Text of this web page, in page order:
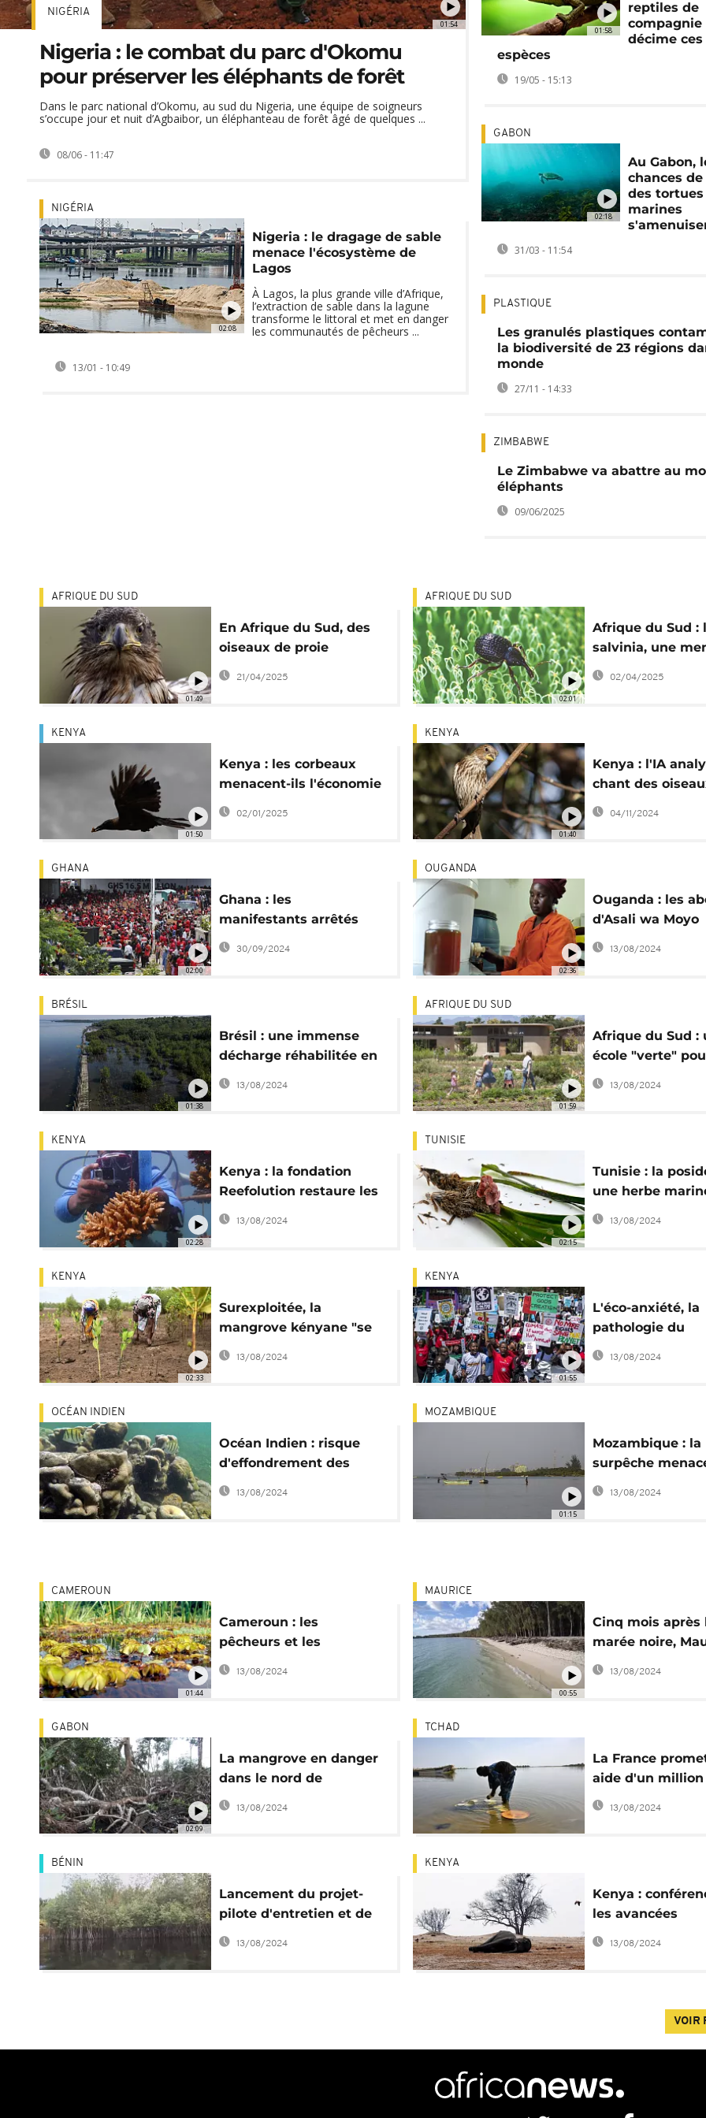
01:54
NIGÉRIA
Nigeria : le combat du parc d'Okomu
pour préserver les éléphants de forêt
Dans le parc national d’Okomu, au sud du Nigeria, une équipe de soigneurs
s’occupe jour et nuit d’Agbaibor, un éléphanteau de forêt âgé de quelques ...
08/06 - 11:47
02:08
NIGÉRIA
Nigeria : le dragage de sable
menace l'écosystème de
Lagos
À Lagos, la plus grande ville d’Afrique,
l’extraction de sable dans la lagune
transforme le littoral et met en danger
les communautés de pêcheurs ...
13/01 - 10:49
01:58
reptiles de
compagnie
décime ces
espèces
19/05 - 15:13
02:18
GABON
Au Gabon,
chances
des tortues
marines
31/03 - 11:54
PLASTIQUE
Les granulés plastiques
la biodiversité de 23 régions
monde
27/11 - 14:33
ZIMBABWE
Le Zimbabwe va abattre au
éléphants
09/06/2025
01:49
AFRIQUE DU SUD
En Afrique du Sud, des
oiseaux de proie
soignés dans un refuge
21/04/2025
02:01
AFRIQUE DU SUD
Afrique du Sud :
salvinia, une
pour l'univers
aquatique
02/04/2025
01:50
KENYA
Kenya : les corbeaux
menacent-ils l'économie
?
02/01/2025
01:40
KENYA
Kenya : l'IA
chant des
surveiller les
04/11/2024
02:00
GHANA
Ghana : les
manifestants arrêtés
dénoncent leurs
conditions de détention
30/09/2024
02:36
OUGANDA
Ouganda : les
d'Asali wa Moyo
rapportent bien
que du miel
13/08/2024
01:38
BRÉSIL
Brésil : une immense
décharge réhabilitée en
mangrove
13/08/2024
01:59
AFRIQUE DU SUD
Afrique du Sud :
école "verte"
écologistes en
13/08/2024
02:28
KENYA
Kenya : la fondation
Reefolution restaure les
récifs coralliens
13/08/2024
02:15
TUNISIE
Tunisie : la
une herbe
indispensable
13/08/2024
02:33
KENYA
Surexploitée, la
mangrove kényane "se
relève" grâce aux
habitants
13/08/2024
01:55
KENYA
L'éco-anxiété, la
pathologie du
changement
13/08/2024
OCÉAN INDIEN
Océan Indien : risque
d'effondrement des
coraux sur la côte
13/08/2024
01:15
MOZAMBIQUE
Mozambique : la
surpêche
l'écosystème au
13/08/2024
01:44
CAMEROUN
Cameroun : les
pêcheurs et les
lamentins du lac Oussa
menacés
13/08/2024
00:55
MAURICE
Cinq mois après
marée noire,
rouvre le parc
Blue-Bay
13/08/2024
02:09
GABON
La mangrove en danger
dans le nord de
Libreville
13/08/2024
TCHAD
La France
aide d'un million
d'euros pour
sauvegarder
13/08/2024
BÉNIN
Lancement du projet-
pilote d'entretien et de
protection des
mangroves au Bénin
13/08/2024
KENYA
Kenya :
les avancées
technologiques
spatiales et la
13/08/2024
VOIR